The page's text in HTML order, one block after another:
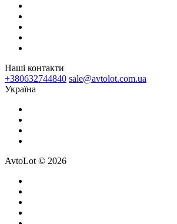
Наші контакти
+380632744840 sale@avtolot.com.ua
Українa
AvtoLot © 2026